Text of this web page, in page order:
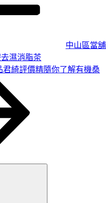
中山區當舖
濕消脂茶
綺評價精隨你了解有機桑